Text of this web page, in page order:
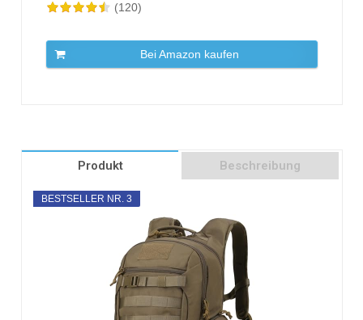
(120)
Bei Amazon kaufen
Produkt Beschreibung
BESTSELLER NR. 3